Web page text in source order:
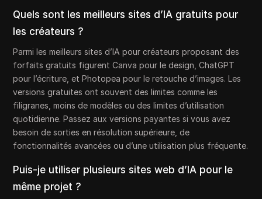
Quels sont les meilleurs sites d’IA gratuits pour
les créateurs ?
Parmi les meilleurs sites d’IA pour créateurs proposant des
forfaits gratuits figurent Canva pour le design, ChatGPT
pour l’écriture, et Photopea pour le retouche d’images. Les
versions gratuites ont souvent des limites comme les
filigranes, moins de modèles ou des limites d’utilisation
quotidienne. Passez aux versions payantes si vous avez
besoin de sorties en résolution supérieure, de
fonctionnalités avancées ou d’une utilisation plus fréquente.
Puis-je utiliser plusieurs sites web d’IA pour le
même projet ?